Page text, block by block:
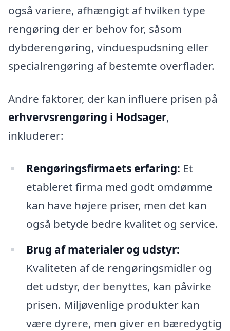
også variere, afhængigt af hvilken type
rengøring der er behov for, såsom
dybderengøring, vinduespudsning eller
specialrengøring af bestemte overflader.
Andre faktorer, der kan influere prisen på
erhvervsrengøring i Hodsager,
inkluderer:
Rengøringsfirmaets erfaring: Et
etableret firma med godt omdømme
kan have højere priser, men det kan
også betyde bedre kvalitet og service.
Brug af materialer og udstyr:
Kvaliteten af de rengøringsmidler og
det udstyr, der benyttes, kan påvirke
prisen. Miljøvenlige produkter kan
være dyrere, men giver en bæredygtig